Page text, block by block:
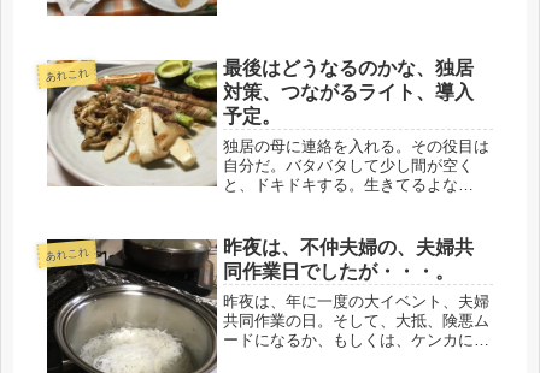
を整理していない。たまに、雑草を
引...
あれこれ
最後はどうなるのかな、独居
対策、つながるライト、導入
予定。
独居の母に連絡を入れる。その役目は
自分だ。バタバタして少し間が空く
と、ドキドキする。生きてるよな
ホッとする。それと言うのも、以前、
見守りポットは却下されてしまった。
そんな時...
あれこれ
昨夜は、不仲夫婦の、夫婦共
同作業日でしたが・・・。
昨夜は、年に一度の大イベント、夫婦
共同作業の日。そして、大抵、険悪ム
ードになるか、もしくは、ケンカにな